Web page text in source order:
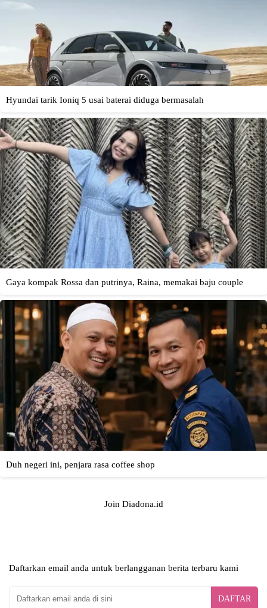
Join Diadona.id
Daftarkan email anda untuk berlangganan berita terbaru kami
DAFTAR